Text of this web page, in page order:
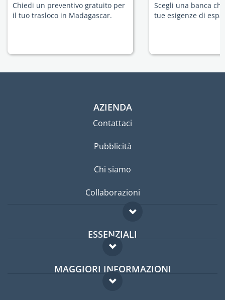
Chiedi un preventivo gratuito per
il tuo trasloco in Madagascar.
Scegli una banca
tue esigenze di
AZIENDA
Contattaci
Pubblicità
Chi siamo
Collaborazioni
ESSENZIALI
Forum per expat
Guida per expat
MAGGIORI INFORMAZIONI
Domande frequenti